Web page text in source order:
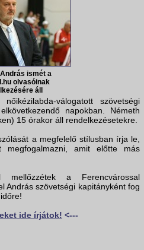
ismét a
olvasóinak
áll
válogatott szövetségi
napokban. Németh
15 órakor áll rendelkezésetekre.
a megfelelő stílusban írja le,
megfogalmazni, amit előtte más
mellőzzétek a Ferencvárossal
András szövetségi kapitányként fog
ide írjátok! <---